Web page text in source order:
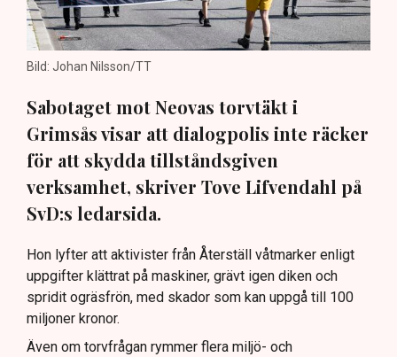
Bild: Johan Nilsson/TT
Sabotaget mot Neovas torvtäkt i
Grimsås visar att dialogpolis inte räcker
för att skydda tillståndsgiven
verksamhet, skriver Tove Lifvendahl på
SvD:s ledarsida.
Hon lyfter att aktivister från Återställ våtmarker enligt
uppgifter klättrat på maskiner, grävt igen diken och
spridit ogräsfrön, med skador som kan uppgå till 100
miljoner kronor.
Även om torvfrågan rymmer flera miljö- och